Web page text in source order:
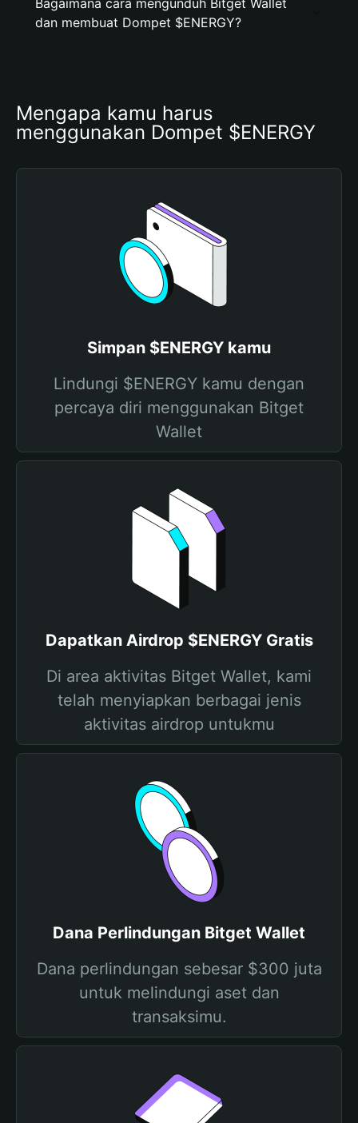
Bagaimana cara mengunduh Bitget Wallet
dan membuat Dompet $ENERGY?
Mengapa kamu harus
menggunakan Dompet $ENERGY
Simpan $ENERGY kamu
Lindungi $ENERGY kamu dengan
percaya diri menggunakan Bitget
Wallet
Dapatkan Airdrop $ENERGY Gratis
Di area aktivitas Bitget Wallet, kami
telah menyiapkan berbagai jenis
aktivitas airdrop untukmu
Dana Perlindungan Bitget Wallet
Dana perlindungan sebesar $300 juta
untuk melindungi aset dan
transaksimu.